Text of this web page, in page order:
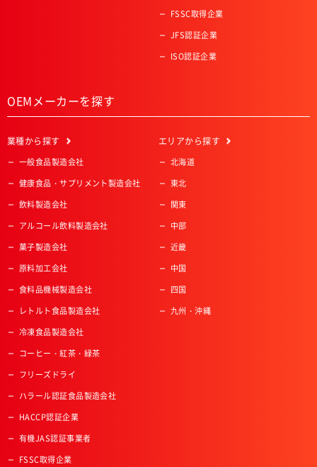
FSSC取得企業
JFS認証企業
ISO認証企業
OEMメーカーを探す
業種から探す
一般食品製造会社
健康食品・サプリメント製造会社
飲料製造会社
アルコール飲料製造会社
菓子製造会社
原料加工会社
食料品機械製造会社
レトルト食品製造会社
冷凍食品製造会社
コーヒー・紅茶・緑茶
フリーズドライ
ハラール認証食品製造会社
HACCP認証企業
有機JAS認証事業者
FSSC取得企業
エリアから探す
北海道
東北
関東
中部
近畿
中国
四国
九州・沖縄